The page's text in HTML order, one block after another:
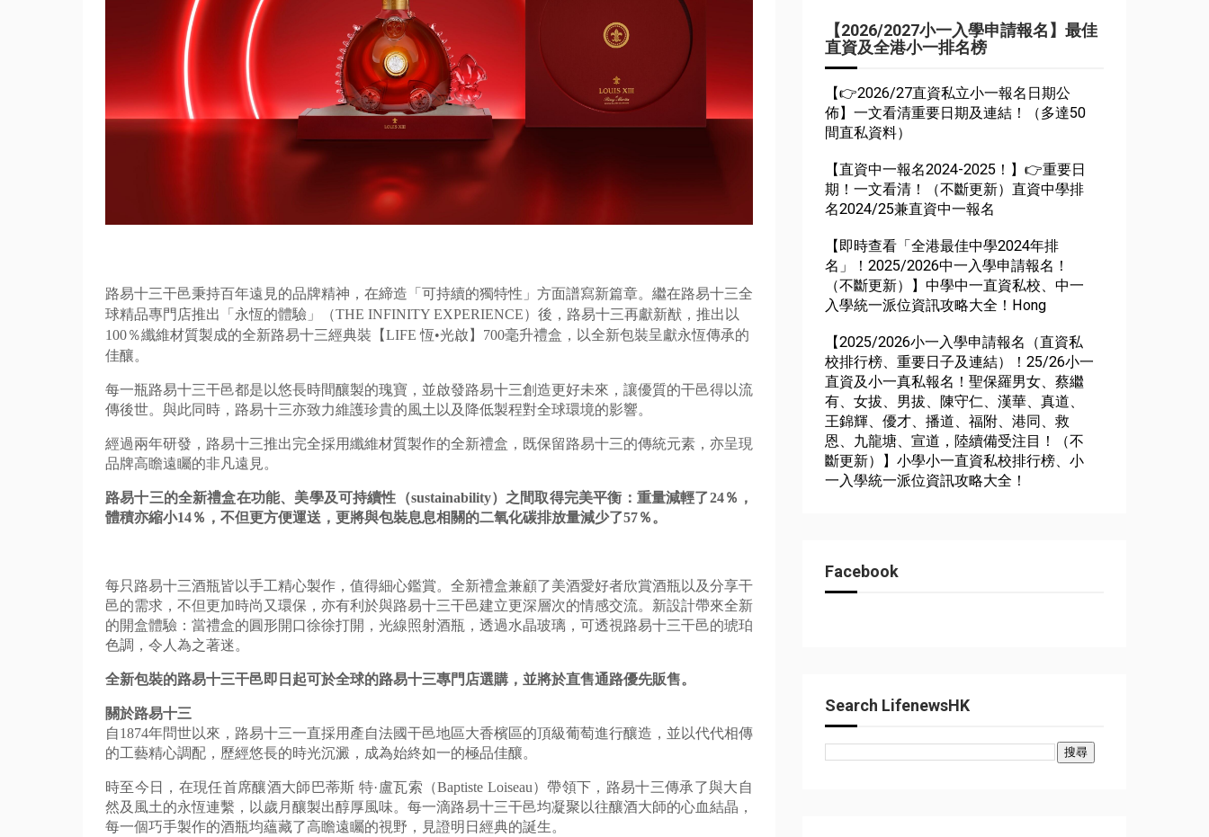
路易十三干邑秉持百年遠見的品牌精神，在締造「可持續的獨特性」 方面譜寫新篇章。繼在路易十三全
球精品專門店推出「永恆的體驗」
（THE INFINITY EXPERIENCE）後，路易十三再獻新猷，推出以
100％纖維材質製成的全新路易十三經典裝【LIFE 恆•光啟】700毫升禮盒，以全新包裝呈獻永恆傳承的
佳釀。
每一瓶路易十三干邑都是以悠長時間釀製的瑰寶， 並啟發路易十三創造更好未來，讓優質的干邑得以流
傳後世。 與此同時， 路易十三亦致力維護珍貴的風土以及降低製程對全球環境的影響。
經過兩年研發，路易十三推出完全採用纖維材質製作的全新禮盒， 既保留路易十三的傳統元素，亦呈現
品牌高瞻遠矚的非凡遠見。
路易十三的全新禮盒在功能、美學及可持續性（sustainability）之間取得完美平衡：重量減輕了24％，
體積亦縮小14％，不但更方便運送， 更將與包裝息息相關的二氧化碳排放量減少了57％。
每只路易十三酒瓶皆以手工精心製作，值得細心鑑賞。 全新禮盒兼顧了美酒愛好者欣賞酒瓶以及分享干
邑的需求， 不但更加時尚又環保， 亦有利於與路易十三干邑建立更深層次的情感交流。 新設計帶來全新
的開盒體驗：當禮盒的圓形開口徐徐打開， 光線照射酒瓶，透過水晶玻璃，可透視路易十三干邑的琥珀
色調， 令人為之著迷。
全新包裝的路易十三干邑即日起可於全球的路易十三專門店選購， 並將於直售通路優先販售。
關於路易十三
自1874年問世以來， 路易十三一直採用產自法國干邑地區大香檳區的頂級葡萄進行釀造， 並以代代相傳
的工藝精心調配，歷經悠長的時光沉澱， 成為始終如一的極品佳釀。
時至今日，在現任首席釀酒大師巴蒂斯 特·盧瓦索（Baptiste Loiseau）帶領下， 路易十三傳承了與大自
然及風土的永恆連繫， 以歲月釀製出醇厚風味。 每一滴路易十三干邑均凝聚以往釀酒大師的心血結晶，
每一個巧手製作的酒瓶均蘊藏了高瞻遠矚的視野， 見證明日經典的誕生。
【2026/2027小一入學申請報名】最佳
直資及全港小一排名榜
【👉2026/27直資私立小一報名日期公
佈】一文看清重要日期及連結！（多達50
間直私資料）
【直資中一報名2024-2025！】👉重要日
期！一文看清！（不斷更新）直資中學排
名2024/25兼直資中一報名
【即時查看「全港最佳中學2024年排
名」！2025/2026中一入學申請報名！
（不斷更新）】中學中一直資私校、中一
入學統一派位資訊攻略大全！Hong
【2025/2026小一入學申請報名（直資私
校排行榜、重要日子及連結）！25/26小一
直資及小一真私報名！聖保羅男女、蔡繼
有、女拔、男拔、陳守仁、漢華、真道、
王錦輝、優才、播道、福附、港同、救
恩、九龍塘、宣道，陸續備受注目！（不
斷更新）】小學小一直資私校排行榜、小
一入學統一派位資訊攻略大全！
Facebook
Search LifenewsHK